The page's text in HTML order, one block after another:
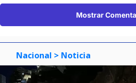
Mostrar
Nacional > Noticia